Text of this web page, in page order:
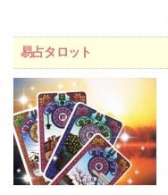
易占タロット